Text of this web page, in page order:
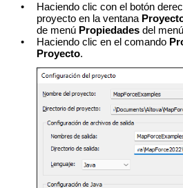
•
Haciendo clic con el botón
proyecto en la ventana
de menú Propiedades del
•
Haciendo clic en el comando
Proyecto.